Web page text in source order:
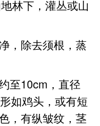
林下，灌丛或山
，除去须根，蒸
至10cm，直径
如鸡头，或有短
，有纵皱纹，茎